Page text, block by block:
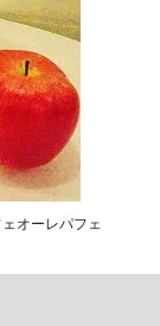
オーレパフェ